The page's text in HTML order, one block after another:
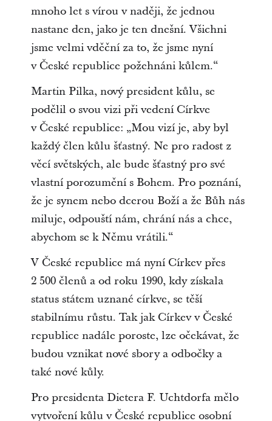
mnoho let s vírou v naději, že jednou
nastane den, jako je ten dnešní. Všichni
jsme velmi vděční za to, že jsme nyní
v České republice požehnáni kůlem.“
Martin Pilka, nový president kůlu, se
podělil o svou vizi při vedení Církve
v České republice: „Mou vizí je, aby byl
každý člen kůlu šťastný. Ne pro radost z
věcí světských, ale bude šťastný pro své
vlastní porozumění s Bohem. Pro poznání,
že je synem nebo dcerou Boží a že Bůh nás
miluje, odpouští nám, chrání nás a chce,
abychom se k Němu vrátili.“
V České republice má nyní Církev přes
2 500 členů a od roku 1990, kdy získala
status státem uznané církve, se těší
stabilnímu růstu. Tak jak Církev v České
republice nadále poroste, lze očekávat, že
budou vznikat nové sbory a odbočky a
také nové kůly.
Pro presidenta Dietera F. Uchtdorfa mělo
vytvoření kůlu v České republice osobní